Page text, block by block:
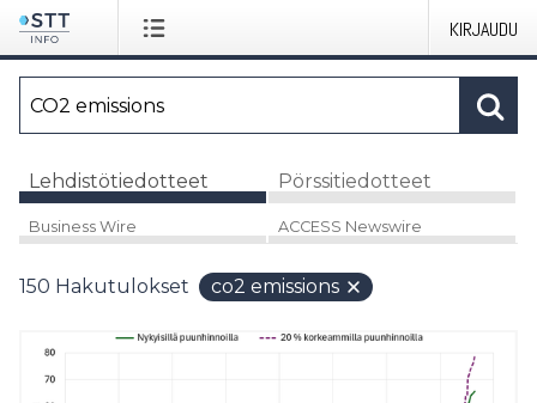
KIRJAUDU
Lehdistötiedotteet Pörssitiedotteet
Business Wire ACCESS Newswire
150 Hakutulokset co2 emissions